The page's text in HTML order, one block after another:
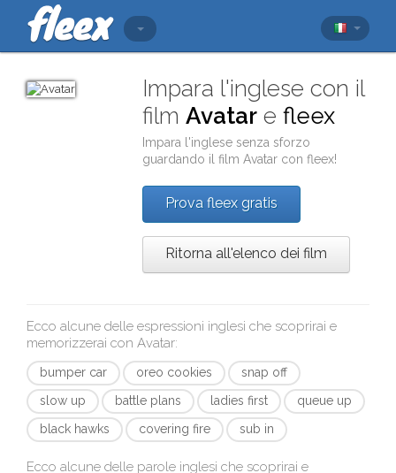
Impara l'inglese con il
filmAvatar efleex
Impara l'inglese senza sforzo
guardando il filmAvatar confleex!
Prova fleex gratis
Ritorna all'elenco dei film
Ecco alcune delle espressioni inglesi che scoprirai e
memorizzerai con Avatar:
bumper car oreo cookies
snap off
slow up
battle plans ladies first
queue up
black hawks
covering fire sub in
Ecco alcune delle parole inglesi che scoprirai e